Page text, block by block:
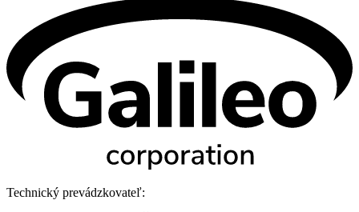
Technický prevádzkovateľ: